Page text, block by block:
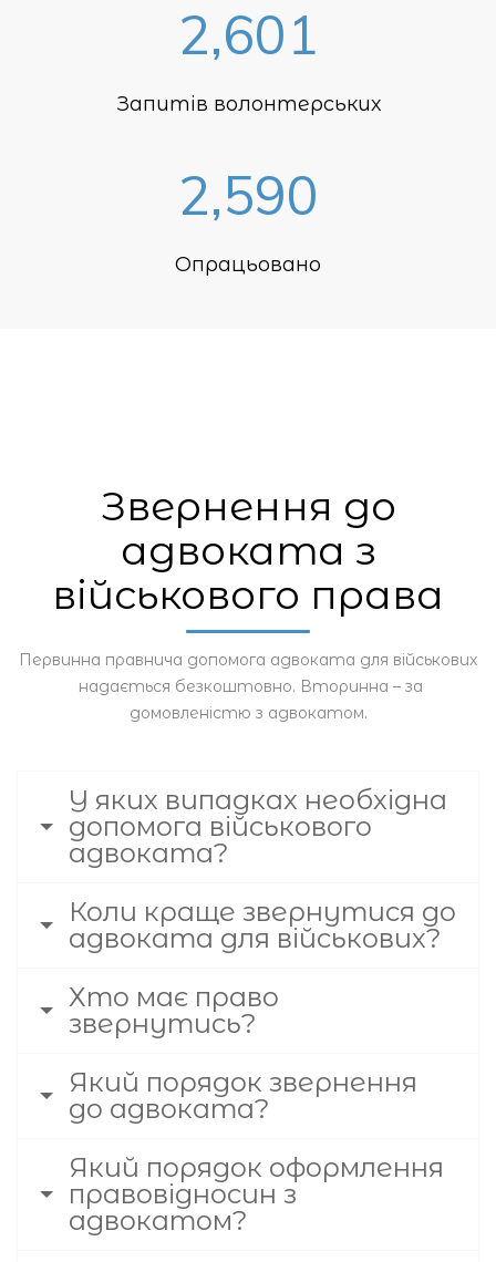
2,601
Запитів волонтерських
2,590
Опрацьовано
Звернення до
адвоката з
військового права
Первинна правнича допомога адвоката для військових
надається безкоштовно. Вторинна – за
домовленістю з адвокатом.
У яких випадках необхідна
допомога військового
адвоката?
Коли краще звернутися до
адвоката для військових?
Хто має право
звернутись?
Який порядок звернення
до адвоката?
Який порядок оформлення
правовідносин з
адвокатом?